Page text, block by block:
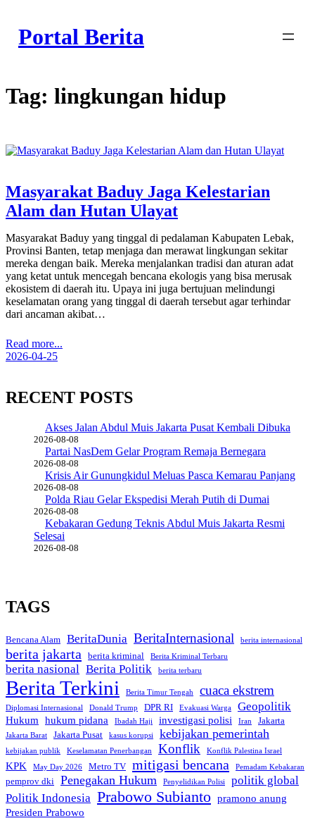
content
Portal Berita
Tag: lingkungan hidup
Masyarakat Baduy Jaga Kelestarian
Alam dan Hutan Ulayat
Masyarakat Baduy yang tinggal di pedalaman Kabupaten Lebak,
Provinsi Banten, tetap menjaga dan merawat lingkungan sekitar
mereka dengan baik. Mereka menjalankan tradisi dan aturan adat
yang ketat untuk mencegah bencana ekologis yang bisa merusak
ekosistem di daerah itu. Upaya ini juga bertujuan melindungi
keselamatan orang yang tinggal di daerah tersebut agar terhindar
dari ancaman akibat…
Read more...
2026-04-25
RECENT POSTS
Akses Jalan Abdul Muis Jakarta Pusat Kembali Dibuka
2026-08-08
Partai NasDem Gelar Program Remaja Bernegara
2026-08-08
Krisis Air Gunungkidul Meluas Pasca Kemarau Panjang
2026-08-08
Polda Riau Gelar Ekspedisi Merah Putih di Dumai
2026-08-08
Kebakaran Gedung Teknis Abdul Muis Jakarta Resmi
Selesai
2026-08-08
TAGS
Bencana Alam BeritaDunia BeritaInternasional berita internasional
berita jakarta berita kriminal Berita Kriminal Terbaru
berita nasional Berita Politik berita terbaru
Berita Terkini Berita Timur Tengah cuaca ekstrem
Diplomasi Internasional Donald Trump DPR RI Evakuasi Warga Geopolitik
Hukum hukum pidana Ibadah Haji investigasi polisi Iran Jakarta
Jakarta Barat Jakarta Pusat kasus korupsi kebijakan pemerintah
kebijakan publik Keselamatan Penerbangan Konflik Konflik Palestina Israel
KPK May Day 2026 Metro TV mitigasi bencana Pemadam Kebakaran
pemprov dki Penegakan Hukum Penyelidikan Polisi
politik global
Politik Indonesia Prabowo Subianto pramono anung
Presiden Prabowo